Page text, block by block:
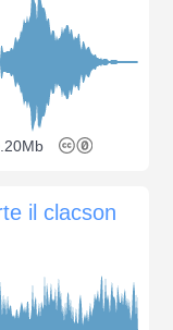
il clacson